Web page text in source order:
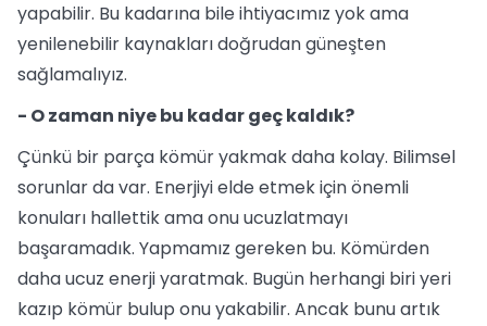
yapabilir. Bu kadarına bile ihtiyacımız yok ama
yenilenebilir kaynakları doğrudan güneşten
sağlamalıyız.
- O zaman niye bu kadar geç kaldık?
Çünkü bir parça kömür yakmak daha kolay. Bilimsel
sorunlar da var. Enerjiyi elde etmek için önemli
konuları hallettik ama onu ucuzlatmayı
başaramadık. Yapmamız gereken bu. Kömürden
daha ucuz enerji yaratmak. Bugün herhangi biri yeri
kazıp kömür bulup onu yakabilir. Ancak bunu artık